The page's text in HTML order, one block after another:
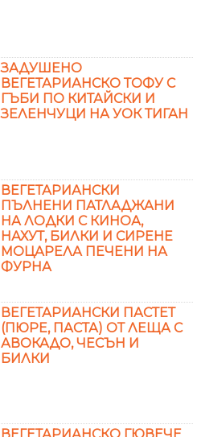
ЗАДУШЕНО
ВЕГЕТАРИАНСКО ТОФУ С
ГЪБИ ПО КИТАЙСКИ И
ЗЕЛЕНЧУЦИ НА УОК ТИГАН
ВЕГЕТАРИАНСКИ
ПЪЛНЕНИ ПАТЛАДЖАНИ
НА ЛОДКИ С КИНОА,
НАХУТ, БИЛКИ И СИРЕНЕ
МОЦАРЕЛА ПЕЧЕНИ НА
ФУРНА
ВЕГЕТАРИАНСКИ ПАСТЕТ
(ПЮРЕ, ПАСТА) ОТ ЛЕЩА С
АВОКАДО, ЧЕСЪН И
БИЛКИ
ВЕГЕТАРИАНСКО ГЮВЕЧЕ